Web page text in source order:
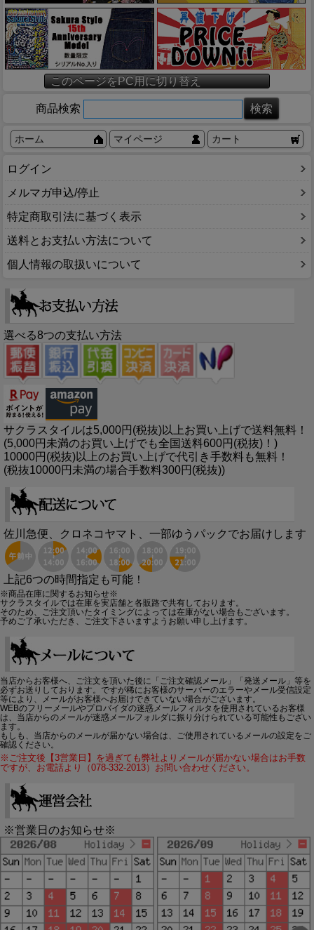
このページをPC用に切り替え
商品検索
ホーム マイページ カート
ログイン
メルマガ申込/停止
特定商取引法に基づく表示
送料とお支払い方法について
個人情報の取扱いについて
選べる8つの支払い方法
サクラスタイルは5,000円(税抜)以上お買い上げで送料無料！
(5,000円未満のお買い上げでも全国送料600円(税抜)！)
10000円(税抜)以上のお買い上げで代引き手数料も無料！
(税抜10000円未満の場合手数料300円(税抜))
佐川急便、クロネコヤマト、一部ゆうパックでお届けします
上記6つの時間指定も可能！
※商品在庫に関するお知らせ※
サクラスタイルでは在庫を実店舗と各販路で共有しております。
そのため、ご注文頂いたタイミングによっては在庫がない場合もございます。
予めご了承いただき、ご注文下さいますようお願い申し上げます。
当店からお客様へ、ご注文を頂いた後に「ご注文確認メール」「発送メール」等を
必ずお送りしております。ですが稀にお客様のサーバーのエラーやメール受信設定
等により、メールがお客様へお届けできていない場合がございます。
WEBのフリーメールやプロバイダの迷惑メールフィルタを使用されているお客様
は、当店からのメールが迷惑メールフォルダに振り分けられている可能性もござい
ます。
もしも、当店からのメールが届かない場合は、ご使用されているメールの設定をご
確認ください。
※ご注文後【3営業日】を過ぎても弊社よりメールが届かない場合はお手数
ですが、お電話より（078-332-2013）お問い合わせください。
※営業日のお知らせ※